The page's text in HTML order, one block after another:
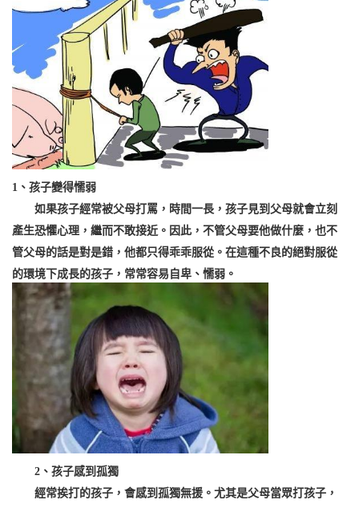
1、孩子變得懦弱
如果孩子經常被父母打罵，時間一長，孩子見到父母就會立刻
產生恐懼心理，繼而不敢接近。因此，不管父母要他做什麼，也不
管父母的話是對是錯，他都只得乖乖服從。在這種不良的絕對服從
的環境下成長的孩子，常常容易自卑、懦弱。
2、孩子感到孤獨
經常挨打的孩子，會感到孤獨無援。尤其是父母當眾打孩子，